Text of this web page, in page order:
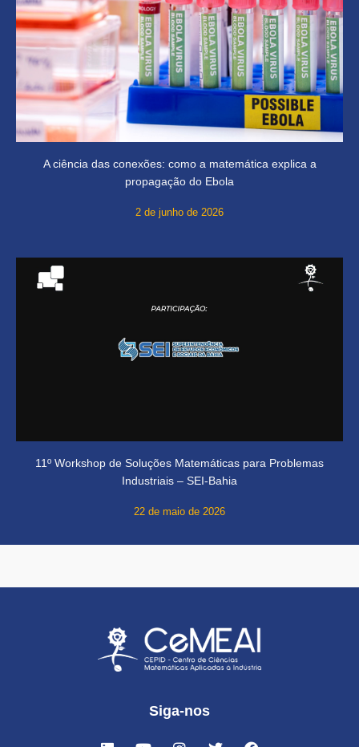
A ciência das conexões: como a matemática explica a
propagação do Ebola
2 de junho de 2026
11º Workshop de Soluções Matemáticas para Problemas
Industriais – SEI-Bahia
22 de maio de 2026
Siga-nos